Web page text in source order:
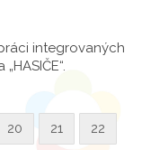
integrovaných
20 21 22